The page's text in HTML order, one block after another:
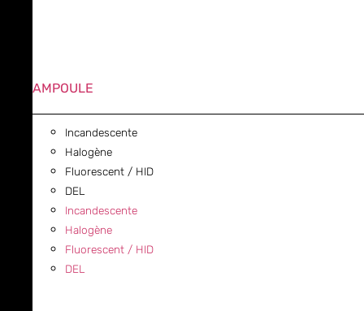
AMPOULE
Incandescente
Halogène
Fluorescent / HID
DEL
Incandescente
Halogène
Fluorescent / HID
DEL